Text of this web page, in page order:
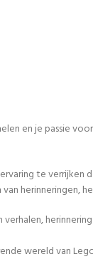
en je passie
te
herinneringen,
wereld van